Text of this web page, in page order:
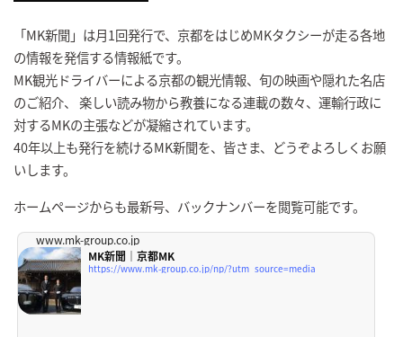
「MK新聞」は月1回発行で、京都をはじめMKタクシーが走る各地
の情報を発信する情報紙です。
MK観光ドライバーによる京都の観光情報、旬の映画や隠れた名店
のご紹介、 楽しい読み物から教養になる連載の数々、運輸行政に
対するMKの主張などが凝縮されています。
40年以上も発行を続けるMK新聞を、皆さま、どうぞよろしくお願
いします。
ホームページからも最新号、バックナンバーを閲覧可能です。
www.mk-group.co.jp
MK新聞｜京都MK
https://www.mk-group.co.jp/np/?utm_source=media